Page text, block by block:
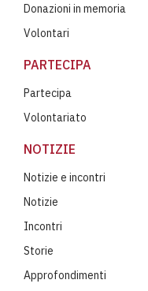
Donazioni in memoria
Volontari
PARTECIPA
Partecipa
Volontariato
NOTIZIE
Notizie e incontri
Notizie
Incontri
Storie
Approfondimenti